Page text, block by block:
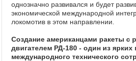
однозначно развивался и будет
экономической международной
локомотив в этом направлении.
Создание американцами ракеты с
двигателем РД-180 - один из ярких
международного технического